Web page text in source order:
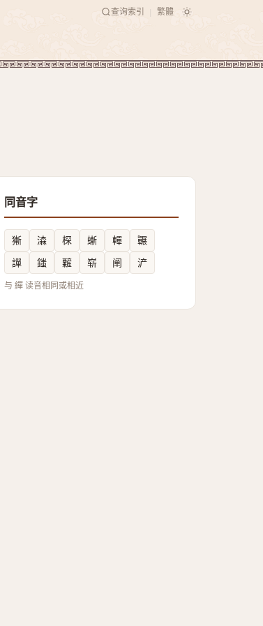
查询索引 繁體
同音字
獑 潹 棎 螹 䡲
囅
譂
䥀 䊲 崭 阐 浐
与 繟 读音相同或相近